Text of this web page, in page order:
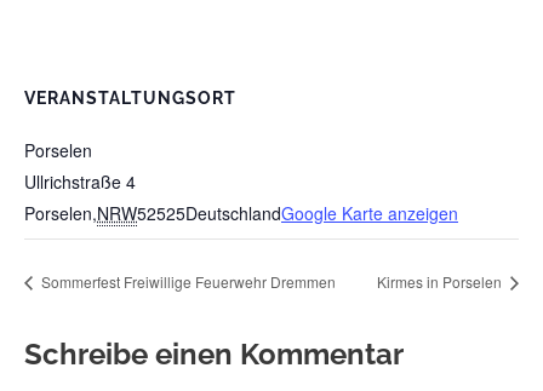
VERANSTALTUNGSORT
Porselen
Ullrichstraße 4
Porselen,NRW52525DeutschlandGoogle Karte anzeigen
Sommerfest Freiwillige Feuerwehr Dremmen Kirmes in Porselen
Schreibe einen Kommentar